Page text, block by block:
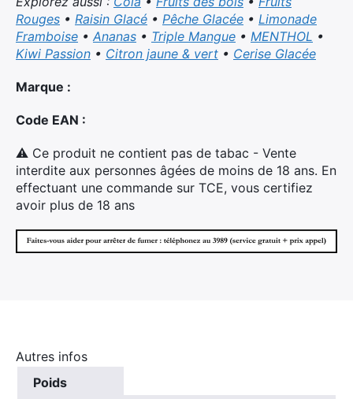
Rouges • Raisin Glacé • Pêche Glacée • Limonade
Framboise • Ananas • Triple Mangue • MENTHOL •
Kiwi Passion • Citron jaune & vert • Cerise Glacée
Marque :
Code EAN :
⚠ Ce produit ne contient pas de tabac - Vente
interdite aux personnes âgées de moins de 18 ans. En
effectuant une commande sur TCE, vous certifiez
avoir plus de 18 ans
Autres infos
Poids